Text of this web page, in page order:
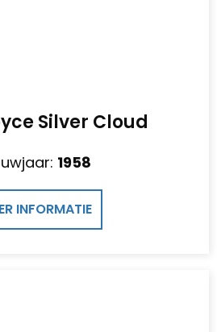
Silver Cloud
1958
INFORMATIE